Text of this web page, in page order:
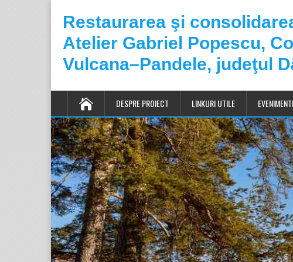
Restaurarea şi
Atelier Gabriel Popescu,
Vulcana–Pandele, judeţul
DESPRE PROIECT LINKURI UTILE